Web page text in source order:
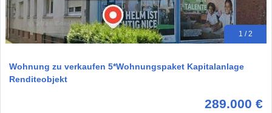
1 / 2
Wohnung zu verkaufen 5*Wohnungspaket Kapitalanlage
Renditeobjekt
289.000 €